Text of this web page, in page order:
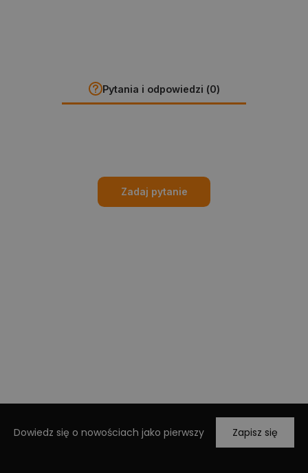
Pytania i odpowiedzi (0)
Zadaj pytanie
Dowiedz się o nowościach jako pierwszy Zapisz się